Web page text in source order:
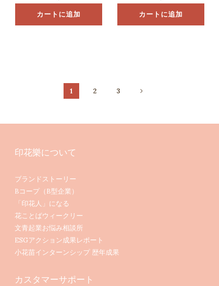
カートに追加 カートに追加
1 2 3
印花樂について
ブランドストーリー
Bコープ（B型企業）
「印花人」になる
花ことばウィークリー
文青起業お悩み相談所
ESGアクション成果レポート
小花苗インターンシップ 歴年成果
カスタマーサポート